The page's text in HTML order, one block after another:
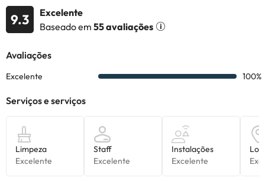
9.3
Excelente
Baseado em 55 avaliações